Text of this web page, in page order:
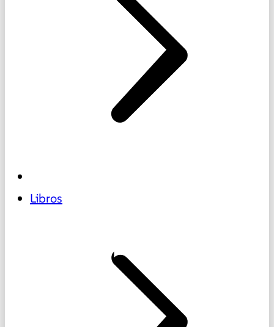
Libros